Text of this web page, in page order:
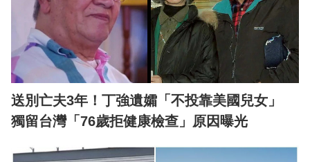
送別亡夫3年！丁強遺孀「不投靠美國兒女」
獨留台灣「76歲拒健康檢查」原因曝光